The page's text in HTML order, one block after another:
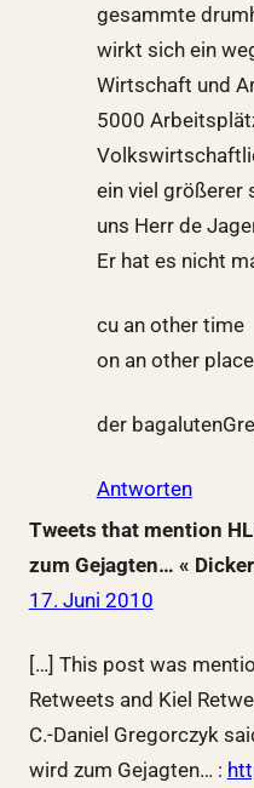
gesammte
wirkt sich ein
Wirtschaft und
5000
ein viel größerer
uns Herr de
Er hat es nicht
cu an other time
on an other place
der
Antworten
Tweets that mention
zum Gejagten… «
17. Juni 2010
[…] This post was
Retweets and Kiel
C.-Daniel Gregorczyk
wird zum Gejagten… :